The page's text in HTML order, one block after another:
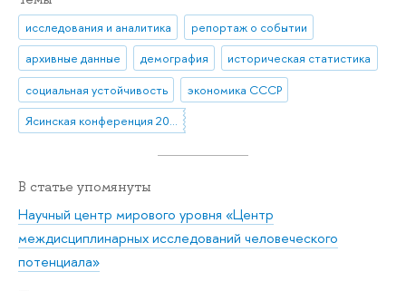
исследования и аналитика
репортаж о событии
архивные данные
демография
историческая статистика
социальная устойчивость
экономика СССР
Ясинская конференция 2025
В статье упомянуты
Научный центр мирового уровня «Центр
междисциплинарных исследований человеческого
потенциала»